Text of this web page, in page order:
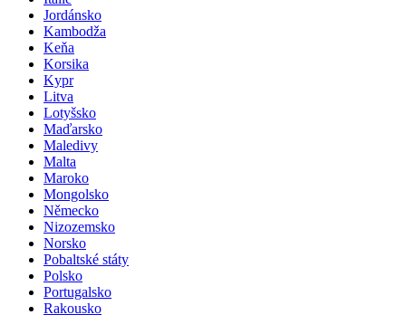
Jordánsko
Kambodža
Keňa
Korsika
Kypr
Litva
Lotyšsko
Maďarsko
Maledivy
Malta
Maroko
Mongolsko
Německo
Nizozemsko
Norsko
Pobaltské státy
Polsko
Portugalsko
Rakousko